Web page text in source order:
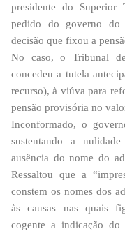
presidente do
pedido do governo do
decisão que fixou a
No caso, o Tribunal
concedeu a tutela
recurso), à viúva para
pensão provisória no
Inconformado, o
sustentando a
ausência do nome do
Ressaltou que a
constem os nomes dos
às causas nas quais
cogente a indicação do